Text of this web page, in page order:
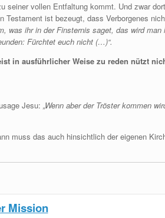
seiner vollen Entfaltung kommt. Und zwar
Testament ist bezeugt, dass Verborgenes
was ihr in der Finsternis saget, das wird
Fürchtet euch nicht (…)“.
in ausführlicher Weise zu reden nützt
Jesu: „Wenn aber der Tröster kommen
muss das auch hinsichtlich der eigenen
Mission